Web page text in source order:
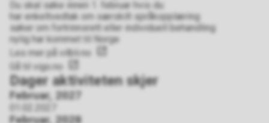
Du skal søke innen 1. februar hvis du:
har enkeltvedtak om særskilt språkopplæring
søker om fortrinnsrett eller individuell behandling
nylig har kommet til Norge
Les mer på vilbli.no
Gå til vigo.no
Dager aktiviteten skjer
Februar, 2027
Februar, 2028